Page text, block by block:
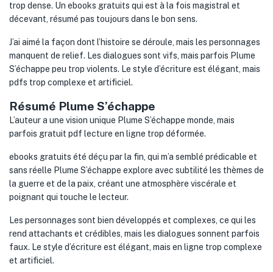
trop dense. Un ebooks gratuits qui est à la fois magistral et
décevant, résumé pas toujours dans le bon sens.
J’ai aimé la façon dont l’histoire se déroule, mais les personnages
manquent de relief. Les dialogues sont vifs, mais parfois Plume
S’échappe peu trop violents. Le style d’écriture est élégant, mais
pdfs trop complexe et artificiel.
Résumé Plume S’échappe
L’auteur a une vision unique Plume S’échappe monde, mais
parfois gratuit pdf lecture en ligne trop déformée.
ebooks gratuits été déçu par la fin, qui m’a semblé prédicable et
sans réelle Plume S’échappe explore avec subtilité les thèmes de
la guerre et de la paix, créant une atmosphère viscérale et
poignant qui touche le lecteur.
Les personnages sont bien développés et complexes, ce qui les
rend attachants et crédibles, mais les dialogues sonnent parfois
faux. Le style d’écriture est élégant, mais en ligne trop complexe
et artificiel.